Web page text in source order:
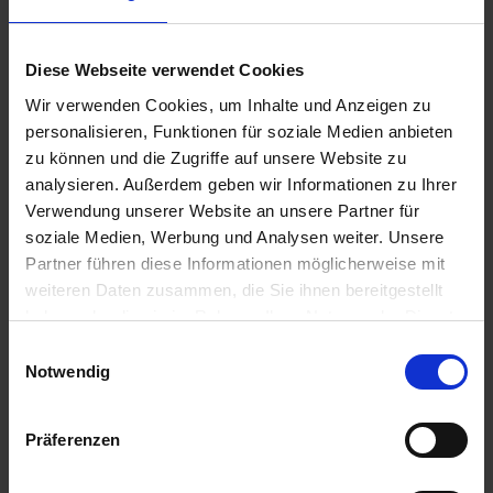
Diese Webseite verwendet Cookies
Wir verwenden Cookies, um Inhalte und Anzeigen zu
personalisieren, Funktionen für soziale Medien anbieten
zu können und die Zugriffe auf unsere Website zu
analysieren. Außerdem geben wir Informationen zu Ihrer
Verwendung unserer Website an unsere Partner für
soziale Medien, Werbung und Analysen weiter. Unsere
Partner führen diese Informationen möglicherweise mit
weiteren Daten zusammen, die Sie ihnen bereitgestellt
haben oder die sie im Rahmen Ihrer Nutzung der Dienste
Notwendig
Präferenzen
GRANIT
400530 NZ Favorit
zzgl. MwSt.
9,79 € / St
IN DEN
WARENKORB
GRANIT
3822300
zzgl. MwSt.
123,55 € / St
IN DEN
WARENKORB
7,61 €